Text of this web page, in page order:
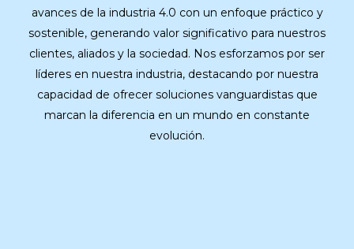
avances de la industria 4.0 con un enfoque práctico y
sostenible, generando valor significativo para nuestros
clientes, aliados y la sociedad. Nos esforzamos por ser
líderes en nuestra industria, destacando por nuestra
capacidad de ofrecer soluciones vanguardistas que
marcan la diferencia en un mundo en constante
evolución.